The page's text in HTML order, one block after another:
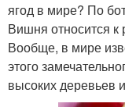
ягод в мире? По
Вишня относится
Вообще, в мире
этого
высоких деревьев